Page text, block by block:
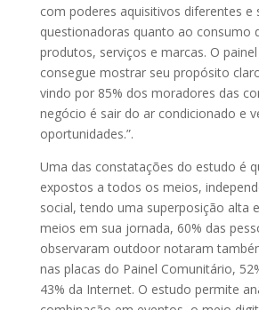
com poderes aquisitivos diferentes e
questionadoras quanto ao consumo
produtos, serviços e marcas. O
consegue mostrar seu propósito
vindo por 85% dos moradores das
negócio é sair do ar condicionado e
oportunidades.”.
Uma das constatações do estudo é
expostos a todos os meios,
social, tendo uma superposição alta
meios em sua jornada, 60% das
observaram outdoor notaram
nas placas do Painel Comunitário,
43% da Internet. O estudo permite